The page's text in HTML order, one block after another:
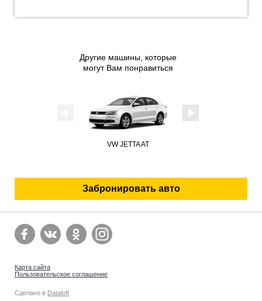
Другие машины, которые
могут Вам понравиться
VW JETTA AT
Забронировать авто
Карта сайта
Пользовательское соглашение
Сделано в Dataloft